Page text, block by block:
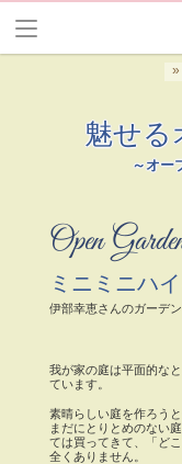
魅せる
～オー
Open
ミニミニハ
伊部幸恵さんのガーデン
我が家の庭は平面的な
ています。
素晴らしい庭を作ろう
まだにとりとめのない
ては買ってきて、「ど
全くありません。